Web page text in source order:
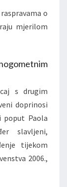
o
mjerilom
s drugim
doprinosi
poput Paola
slavljeni,
tijekom
2006.,